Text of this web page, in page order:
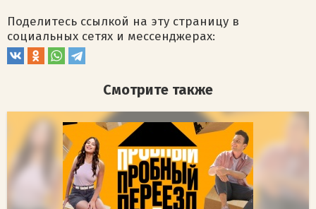
Поделитесь ссылкой на эту страницу в
социальных сетях и мессенджерах:
Смотрите также